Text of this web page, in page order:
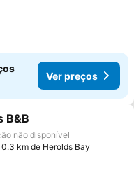
Ver preços
aos favoritos
B&B
não disponível
km de Herolds Bay